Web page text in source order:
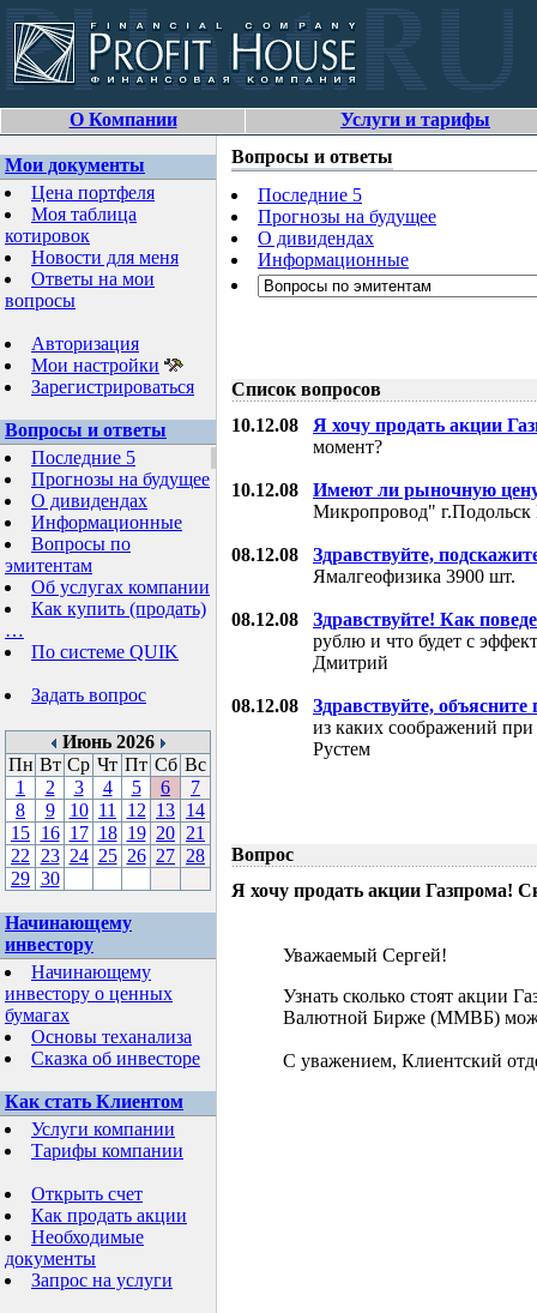
О Компании Услуги и тарифы
Мои документы
Цена портфеля
Моя таблица
котировок
Новости для меня
Ответы на мои
вопросы
Авторизация
Мои настройки
Зарегистрироваться
Вопросы и ответы
Последние 5
Прогнозы на будущее
О дивидендах
Информационные
Вопросы по
эмитентам
Об услугах компании
Как купить (продать)
…
По системе QUIK
Задать вопрос
Июнь 2026
Пн Вт Ср Чт Пт Сб Вс
1
2 3 4 5 6
7
8
9 10 11 12 13 14
15 16 17 18 19 20 21
22
23 24 25 26 27 28
29 30
Начинающему
инвестору
Начинающему
инвестору о ценных
бумагах
Основы теханализа
Сказка об инвесторе
Как стать Клиентом
Услуги компании
Тарифы компании
Открыть счет
Как продать акции
Необходимые
документы
Запрос на услуги
Вопросы и ответы
Последние 5
Прогнозы на будущее
О дивидендах
Информационные
Список вопросов
10.12.08 Я хочу продать акции
момент?
10.12.08
Имеют ли рыночную
Микропровод"
08.12.08
Здравствуйте,
Ямалгеофизика 3900 шт.
08.12.08
Здравствуйте! Как
рублю и что будет с
Дмитрий
08.12.08
Здравствуйте, объясните
из каких соображений
Рустем
Вопрос
Я хочу продать акции Газпрома!
Уважаемый Сергей!
Узнать сколько стоят акции
Валютной Бирже (ММВБ)
С уважением, Клиентский